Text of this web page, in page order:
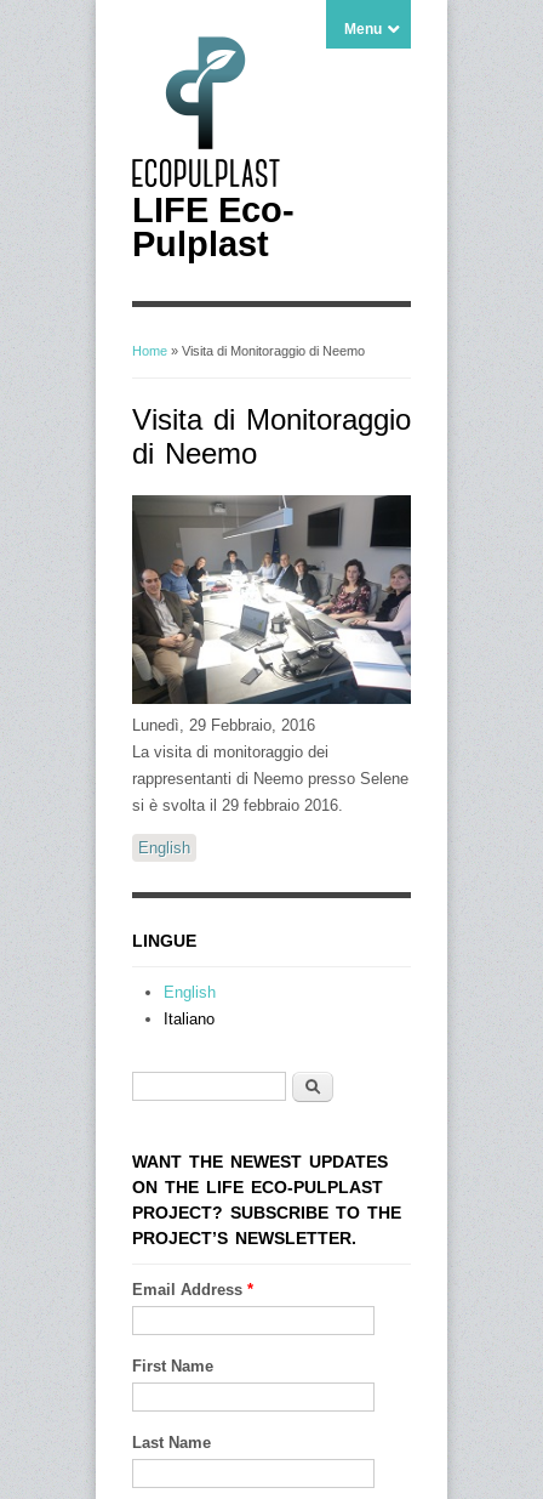
LIFE Eco-
Pulplast
Menu
Home » Visita di Monitoraggio di Neemo
Visita di Monitoraggio
di Neemo
Lunedì, 29 Febbraio, 2016
La visita di monitoraggio dei
rappresentanti di Neemo presso Selene
si è svolta il 29 febbraio 2016.
English
LINGUE
English
Italiano
Cerca
WANT THE NEWEST UPDATES
ON THE LIFE ECO-PULPLAST
PROJECT? SUBSCRIBE TO THE
PROJECT’S NEWSLETTER.
Email Address *
First Name
Last Name